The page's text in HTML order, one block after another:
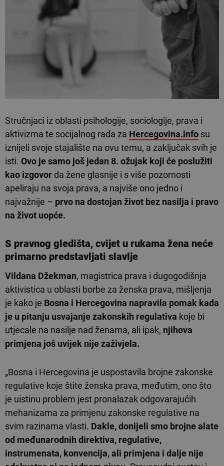
Stručnjaci iz oblasti psihologije, sociologije, prava i
aktivizma te socijalnog rada za Hercegovina.info su
iznijeli svoje stajalište na ovu temu, a zaključak svih je
isti. Ovo je samo još jedan 8. ožujak koji će poslužiti
kao izgovor da žene glasnije i s više pozornosti
apeliraju na svoja prava, a najviše ono jedno i
najvažnije – prvo na dostojan život bez nasilja i pravo
na život uopće.
S pravnog gledišta, cvijet u rukama žena neće
primarno predstavljati slavlje
Vildana Džekman, magistrica prava i dugogodišnja
aktivistica u oblasti borbe za ženska prava, mišljenja
je kako je Bosna i Hercegovina napravila pomak kada
je u pitanju usvajanje zakonskih regulativa koje bi
utjecale na nasilje nad ženama, ali ipak, njihova
primjena još uvijek nije zaživjela.
„Bosna i Hercegovina je uspostavila brojne zakonske
regulative koje štite ženska prava, međutim, ono što
je uistinu problem jest pronalazak odgovarajućih
mehanizama za primjenu zakonske regulative na
svim razinama vlasti. Dakle, donijeli smo brojne alate
od međunarodnih direktiva, regulative,
instrumenata, konvencija, ali primjena i dalje nije